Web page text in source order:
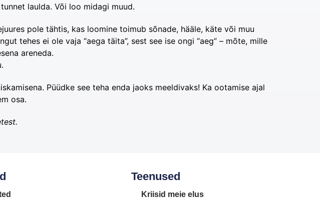
laulda. Või loo midagi muud.
pole tähtis, kas loomine toimub sõnade, hääle, käte või muu
tehes ei ole vaja “aega täita”, sest see ise ongi “aeg” – mõte, mille
areneda.
Püüdke see teha enda jaoks meeldivaks! Ka ootamise ajal
osa.
Teenused
Kriisid meie elus